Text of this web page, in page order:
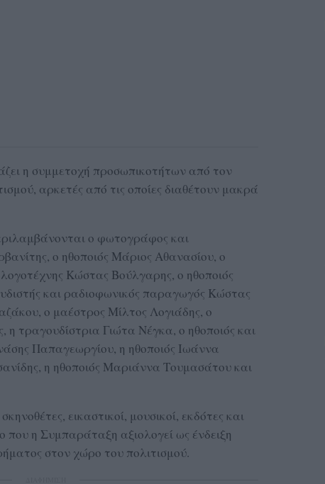
η συμμετοχή προσωπικοτήτων από τον
αρκετές από τις οποίες διαθέτουν μακρά
ο φωτογράφος και
ο ηθοποιός Μάριος Αθανασίου, ο
Κώστας Βούλγαρης, ο ηθοποιός
και ραδιοφωνικός παραγωγός Κώστας
ο μαέστρος Μίλτος Λογιάδης, ο
η τραγουδίστρια Γιώτα Νέγκα, ο ηθοποιός και
Παπαγεωργίου, η ηθοποιός Ιωάννα
η ηθοποιός Μαριάννα Τουμασάτου και
εικαστικοί, μουσικοί, εκδότες και
που η Συμπαράταξη αξιολογεί ως ένδειξη
στον χώρο του πολιτισμού.